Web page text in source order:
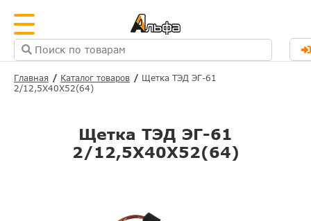
Главная Каталог товаров
Щетка ТЭД ЭГ-61
2/12,5Х40Х52(64)
Щетка ТЭД ЭГ-61
2/12,5Х40Х52(64)